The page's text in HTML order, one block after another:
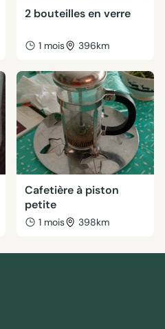
2 bouteilles en verre
1 mois 396km
Cafetière à piston
petite
1 mois 398km